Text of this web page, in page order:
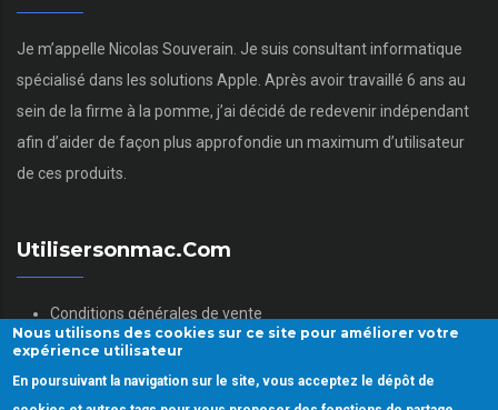
Je m’appelle Nicolas Souverain. Je suis consultant informatique
spécialisé dans les solutions Apple. Après avoir travaillé 6 ans au
sein de la firme à la pomme, j’ai décidé de redevenir indépendant
afin d’aider de façon plus approfondie un maximum d’utilisateur
de ces produits.
Utilisersonmac.com
Conditions générales de vente
Mentions légales
Politique des données personnelles
Nous utilisons des cookies sur ce site pour améliorer votre
expérience utilisateur
En poursuivant la navigation sur le site, vous acceptez le dépôt de